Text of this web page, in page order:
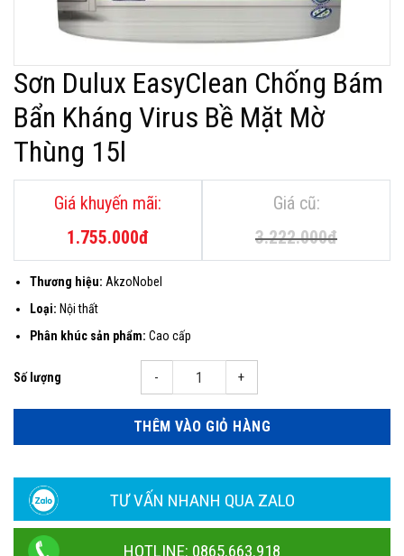
Sơn Dulux EasyClean Chống Bám
Bẩn Kháng Virus Bề Mặt Mờ
Thùng 15l
3.222.000đ
3.222.000đ.1.755.000đ
1.755.000đ.
Thương hiệu: AkzoNobel
Loại: Nội thất
Phân khúc sản phẩm: Cao cấp
Sơn Dulux EasyClean chống bám bẩn Kháng Virus bề mặt mờ thùng 15l số
THÊM VÀO GIỎ HÀNG
TƯ VẤN NHANH QUA ZALO
HOTLINE: 0865.663.918